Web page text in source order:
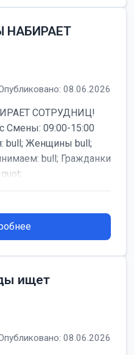
08.06.2026
СОТРУДНИЦ!
Смены: 09:00-15:00
bull; Женщины bull;
bull; Гражданки
ищет
08.06.2026